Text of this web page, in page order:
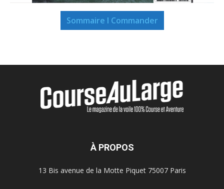
Sommaire I Commander
À PROPOS
13 Bis avenue de la Motte Piquet 75007 Paris